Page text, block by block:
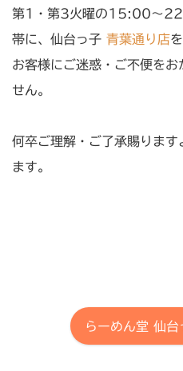
第1・第3火曜の15:00〜
帯に、仙台っ子 青葉通り店
お客様にご迷惑・ご不便を
せん。
何卒ご理解・ご了承賜りま
ます。
らーめん堂 仙